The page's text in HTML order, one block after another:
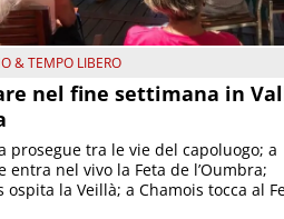
& TEMPO LIBERO
nel fine settimana in
prosegue tra le vie del capoluogo; a
entra nel vivo la Feta de l’Oumbra;
ospita la Veillà; a Chamois tocca al